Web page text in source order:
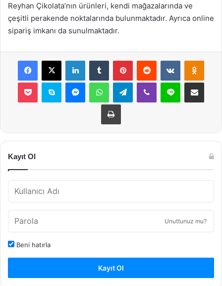
Reyhan Çikolata’nın ürünleri, kendi mağazalarında ve
çeşitli perakende noktalarında bulunmaktadır. Ayrıca online
sipariş imkanı da sunulmaktadır.
Facebook
X LinkedInTumblr PinterestReddit VKontakte
Pocket Skype MessengerWhatsAppTelegramViber Line E-Posta ile
Yazdır
Kayıt Ol
Unuttunuz mu?
Beni hatırla
Kayıt Ol